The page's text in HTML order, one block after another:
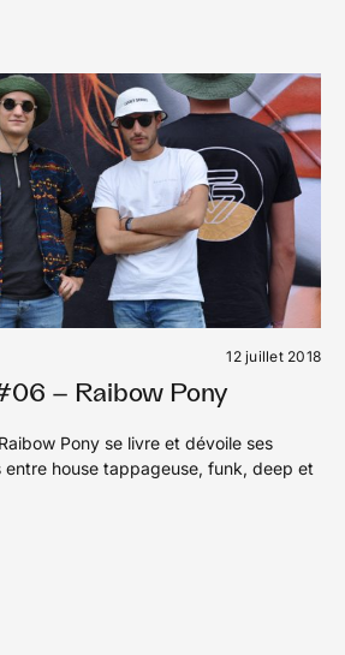
12 juillet 2018
– Raibow Pony
Pony se livre et dévoile ses
entre house tappageuse, funk, deep et